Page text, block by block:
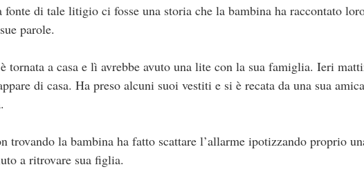
fonte di tale litigio ci fosse una storia che la bambina ha raccontato
parole.
tornata a casa e lì avrebbe avuto una lite con la sua famiglia. Ieri
di casa. Ha preso alcuni suoi vestiti e si è recata da una sua
trovando la bambina ha fatto scattare l’allarme ipotizzando proprio
a ritrovare sua figlia.